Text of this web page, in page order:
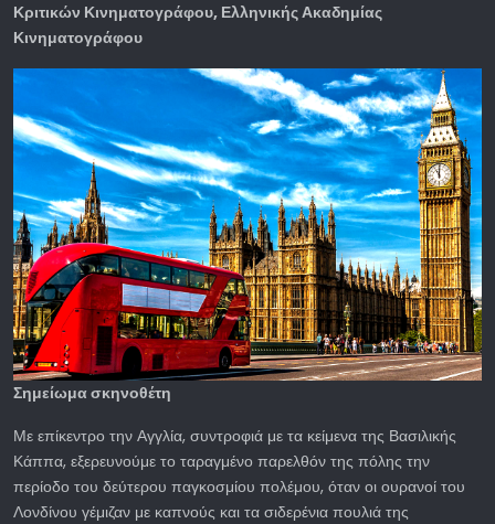
Κριτικών Κινηματογράφου, Ελληνικής Ακαδημίας
Κινηματογράφου
Σημείωμα σκηνοθέτη
Με επίκεντρο την Αγγλία, συντροφιά με τα κείμενα της Βασιλικής
Κάππα, εξερευνούμε το ταραγμένο παρελθόν της πόλης την
περίοδο του δεύτερου παγκοσμίου πολέμου, όταν οι ουρανοί του
Λονδίνου γέμιζαν με καπνούς και τα σιδερένια πουλιά της